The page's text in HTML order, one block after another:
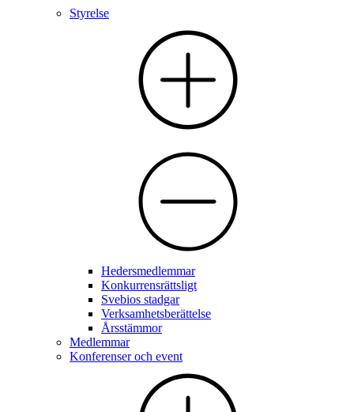
Styrelse
Hedersmedlemmar
Konkurrensrättsligt
Svebios stadgar
Verksamhetsberättelse
Årsstämmor
Medlemmar
Konferenser och event